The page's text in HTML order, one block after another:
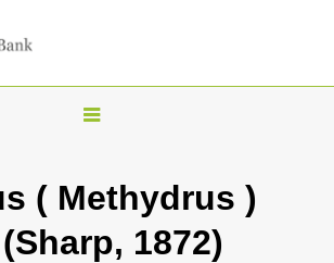
T
g
l
( Methydrus )
1872)